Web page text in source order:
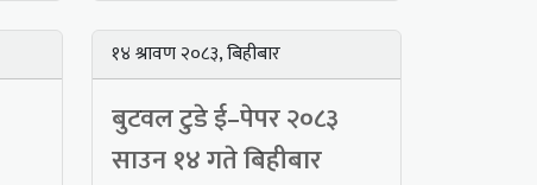
१४ श्रावण २०८३, बिहीबार
बुटवल टुडे ई–पेपर २०८३
साउन १४ गते बिहीबार